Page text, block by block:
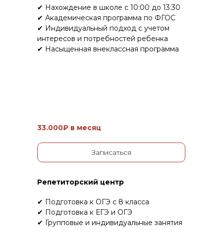
✔ Нахождение в школе с 10:00 до 13:30
✔ Академическая программа по ФГОС
✔ Индивидуальный подход с учетом
интересов и потребностей ребенка
✔ Насыщенная внеклассная программа
Записаться
33.000₽ в месяц
Репетиторский центр
✔ Подготовка к ОГЭ с 8 класса
✔ Подготовка к ЕГЭ и ОГЭ
✔ Групповые и индивидуальные занятия